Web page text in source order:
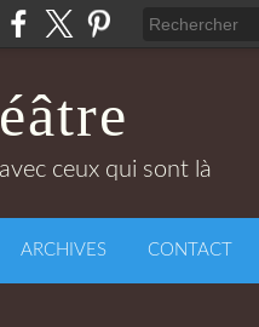
ceux qui sont là
ARCHIVES CONTACT